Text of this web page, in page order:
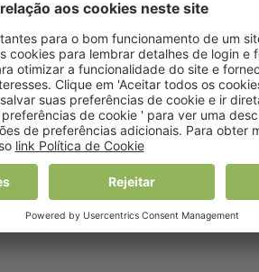
podem ser explicados pelas
género», lê-se no estudo.
os indivíduos do sexo feminino
e delicadeza do corpo», e que
com ideias de corpos «fortes e
na prática desportiva,